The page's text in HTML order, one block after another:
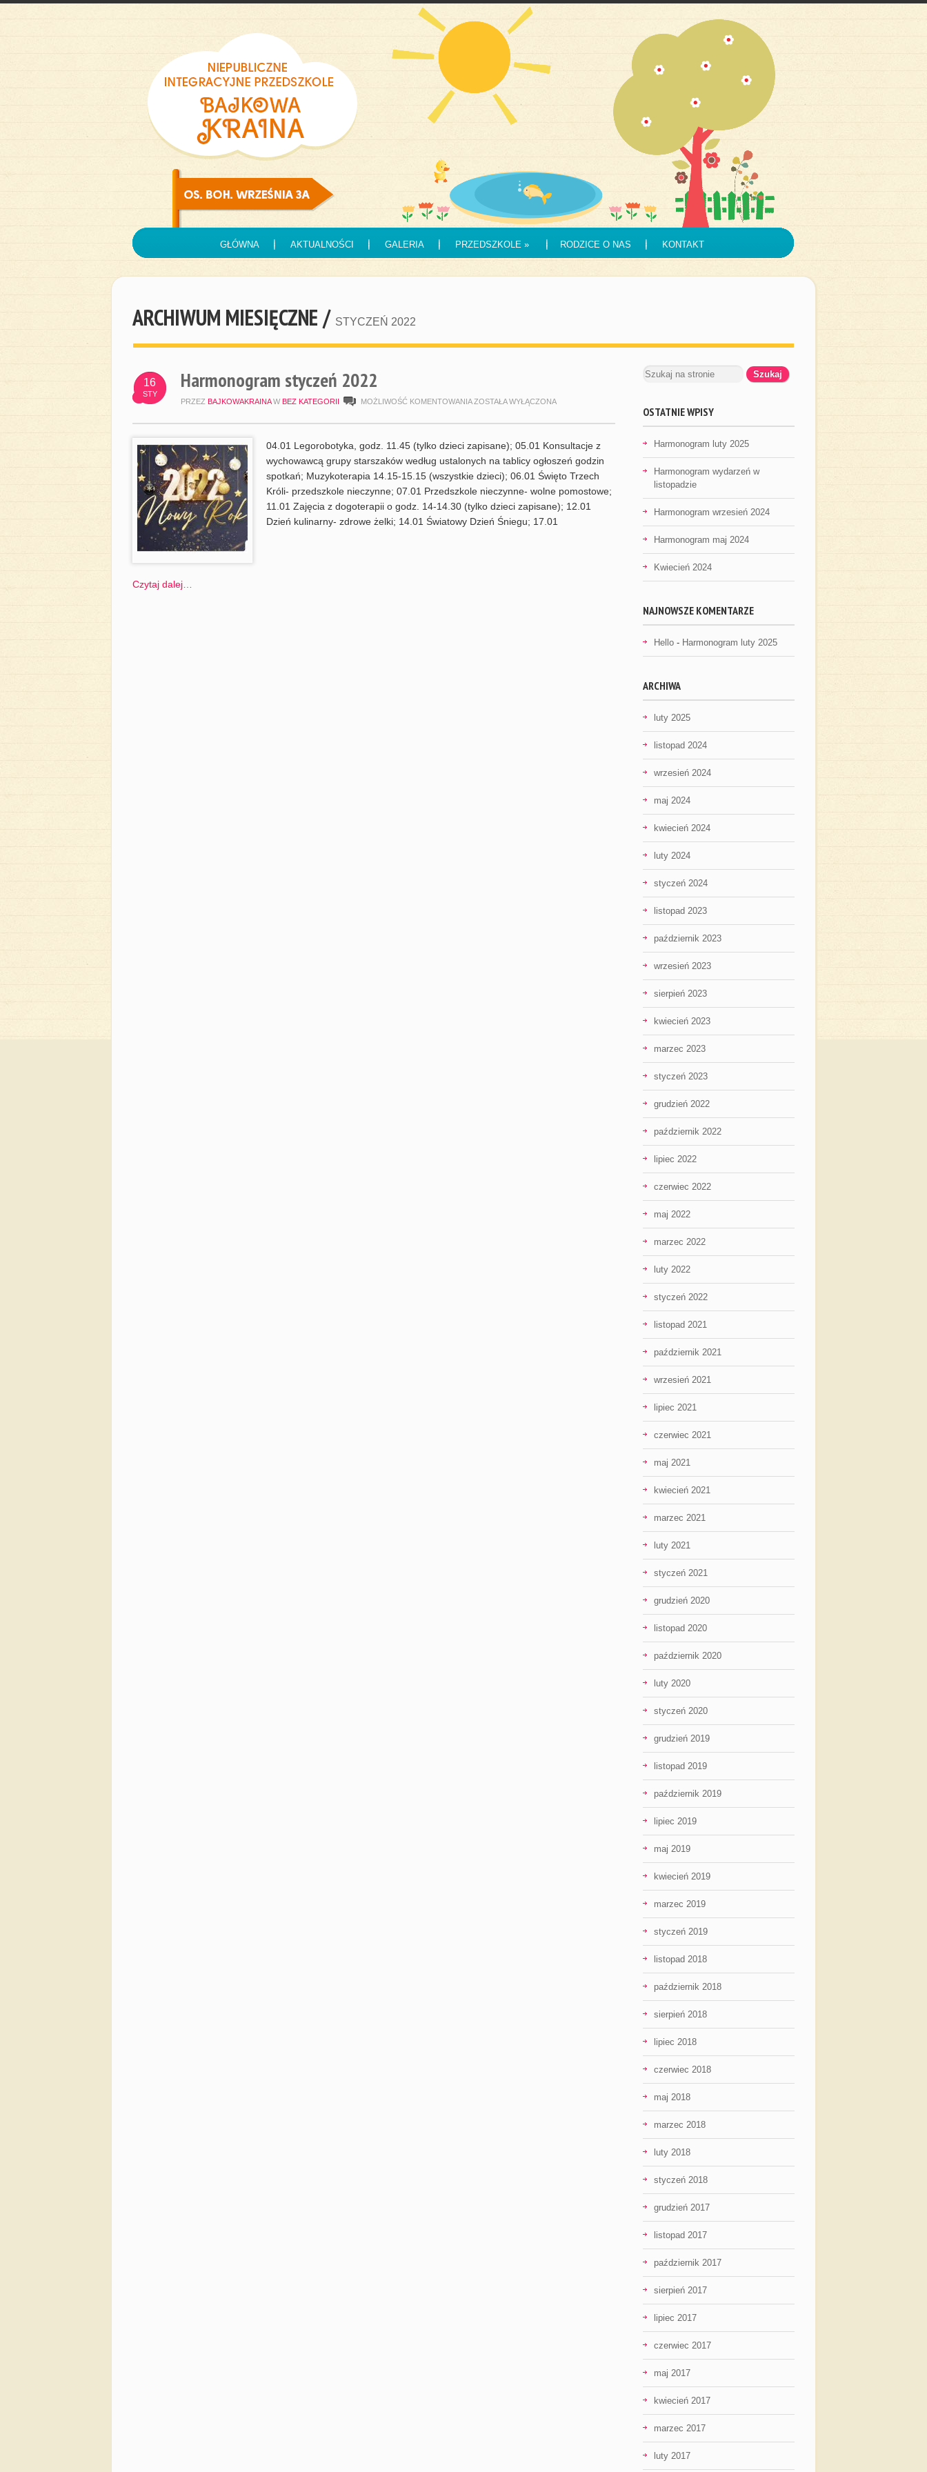
GŁÓWNA AKTUALNOŚCI GALERIA PRZEDSZKOLE» RODZICE O NAS KONTAKT
ARCHIWUM MIESIĘCZNE / STYCZEŃ 2022
16
STY
Harmonogram styczeń 2022
PRZEZ BAJKOWAKRAINA W BEZ KATEGORII MOŻLIWOŚĆ KOMENTOWANIA HARMONOGRAM
ZOSTAŁA WYŁĄCZONA
04.01 Legorobotyka, godz. 11.45 (tylko dzieci zapisane); 05.01 Konsultacje z
wychowawcą grupy starszaków według ustalonych na tablicy ogłoszeń godzin
spotkań; Muzykoterapia 14.15-15.15 (wszystkie dzieci); 06.01 Święto Trzech
Króli- przedszkole nieczynne; 07.01 Przedszkole nieczynne- wolne pomostowe;
11.01 Zajęcia z dogoterapii o godz. 14-14.30 (tylko dzieci zapisane); 12.01
Dzień kulinarny- zdrowe żelki; 14.01 Światowy Dzień Śniegu; 17.01
Czytaj dalej…
OSTATNIE WPISY
Harmonogram luty 2025
Harmonogram wydarzeń w
listopadzie
Harmonogram wrzesień 2024
Harmonogram maj 2024
Kwiecień 2024
NAJNOWSZE KOMENTARZE
Hello - Harmonogram luty 2025
ARCHIWA
luty 2025
listopad 2024
wrzesień 2024
maj 2024
kwiecień 2024
luty 2024
styczeń 2024
listopad 2023
październik 2023
wrzesień 2023
sierpień 2023
kwiecień 2023
marzec 2023
styczeń 2023
grudzień 2022
październik 2022
lipiec 2022
czerwiec 2022
maj 2022
marzec 2022
luty 2022
styczeń 2022
listopad 2021
październik 2021
wrzesień 2021
lipiec 2021
czerwiec 2021
maj 2021
kwiecień 2021
marzec 2021
luty 2021
styczeń 2021
grudzień 2020
listopad 2020
październik 2020
luty 2020
styczeń 2020
grudzień 2019
listopad 2019
październik 2019
lipiec 2019
maj 2019
kwiecień 2019
marzec 2019
styczeń 2019
listopad 2018
październik 2018
sierpień 2018
lipiec 2018
czerwiec 2018
maj 2018
marzec 2018
luty 2018
styczeń 2018
grudzień 2017
listopad 2017
październik 2017
sierpień 2017
lipiec 2017
czerwiec 2017
maj 2017
kwiecień 2017
marzec 2017
luty 2017